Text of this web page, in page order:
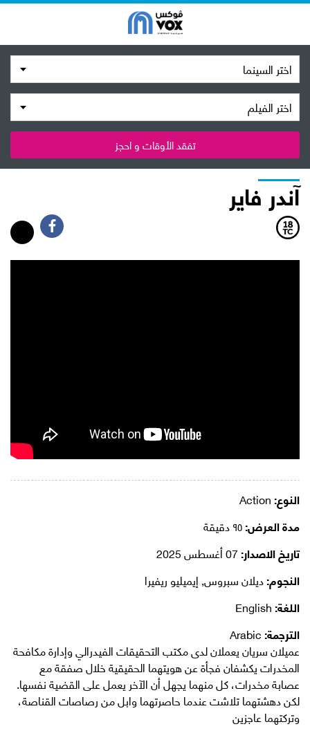
اختر السينما
اختر الفيلم
تفقد الأوقات و احجز
آندر فاير
النوع:
مدة العرض:
تاريخ الاصدار:
النجوم:ديلان سبروس, إيميليو ريفيرا
اللغة:
الترجمة:
عميلان سريان يعملان لدى مكتب التحقيقات الفيدرالي وإدارة مكافحة
المخدرات يكشفان فجأة عن هويتهما الحقيقية خلال صفقة مع
عصابة مخدرات، كل منهما يجهل أن الآخر يعمل على القضية نفسها.
لكن دهشتهما تلاشت عندما حاصرتهما وابل من رصاصات القناصة،
وتركتهما عاجزين